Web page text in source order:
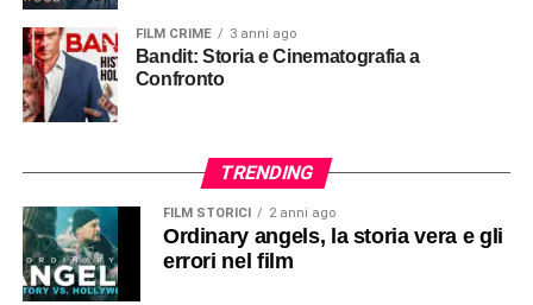
FILM CRIME 3 anni ago
Bandit: Storia e Cinematografia a
Confronto
TRENDING
FILM STORICI 2 anni ago
Ordinary angels, la storia vera e gli
errori nel film